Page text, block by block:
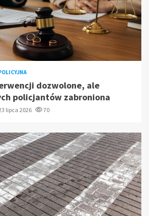
dozwolone, ale
policjantów zabroniona
lipca 2026 70